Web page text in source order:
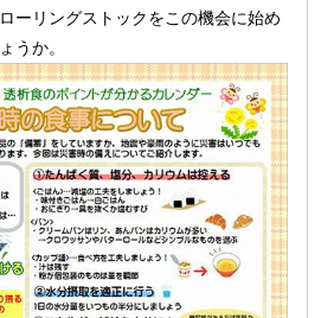
ーリングストックをこの機会に始め
うか。